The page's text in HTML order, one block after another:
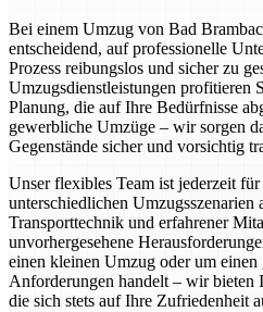
Bei einem Umzug von Bad
entscheidend, auf professionelle
Prozess reibungslos und sicher zu
Umzugsdienstleistungen profitieren
Planung, die auf Ihre Bedürfnisse
gewerbliche Umzüge – wir sorgen
Gegenstände sicher und vorsichtig
Unser flexibles Team ist jederzeit
unterschiedlichen Umzugsszenarien
Transporttechnik und erfahrener
unvorhergesehene
einen kleinen Umzug oder um
Anforderungen handelt – wir bieten
die sich stets auf Ihre Zufriedenheit